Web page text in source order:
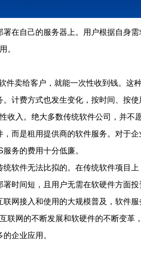
在自己的服务器上。用户根据自身
。
件卖给客户，就能一次性收到钱。这
计费方式也发生变化，按时间、按
收入。绝大多数传统软件公司，并不
而是租用提供商的软件服务。对于
务的费用十分低廉。
软件无法比拟的。在传统软件项目
时间短，且用户无需在软硬件方面投
网接入和使用的大规模普及，软件
联网的不断发展和软硬件的不断变革
企业应用。